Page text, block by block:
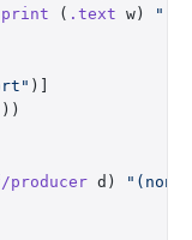
print ( .text w) ""
)]
producer d)